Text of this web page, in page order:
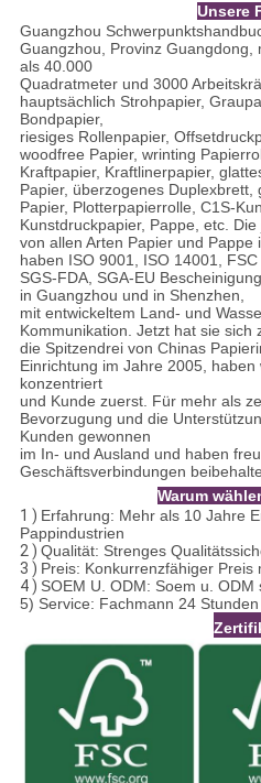
Unsere
Guangzhou
Guangzhou, Provinz Guangdong,
als 40.000
Quadratmeter und 3000
hauptsächlich Strohpapier,
Bondpapier,
riesiges Rollenpapier,
woodfree Papier, wrinting
Kraftpapier, Kraftlinerpapier,
Papier, überzogenes Duplexbrett,
Papier, Plotterpapierrolle, C1S-
Kunstdruckpapier, Pappe, etc.
von allen Arten Papier und Pappe
haben ISO 9001, ISO 14001, FSC
SGS-FDA, SGA-EU
in Guangzhou und in Shenzhen,
mit entwickeltem Land- und
Kommunikation. Jetzt hat sie sich
die Spitzendrei von Chinas
Einrichtung im Jahre 2005,
konzentriert
und Kunde zuerst. Für mehr als
Bevorzugung und die
Kunden gewonnen
im In- und Ausland und haben
Geschäftsverbindungen
Warum
1 ) Erfahrung: Mehr als 10 Jahre
Pappindustrien
2 ) Qualität: Strenges
3 ) Preis: Konkurrenzfähiger Preis
4 ) SOEM U. ODM: Soem u. ODM
5) Service: Fachmann 24